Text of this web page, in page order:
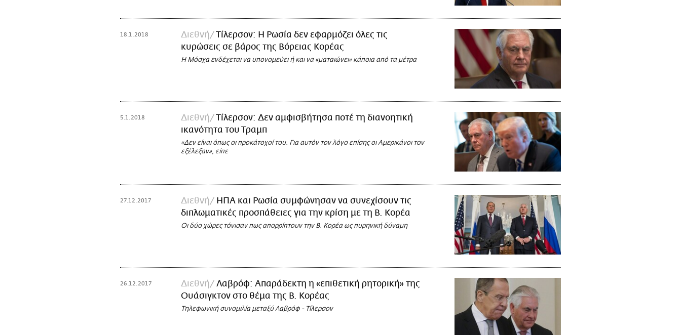
18.1.2018 Διεθνή
Τίλερσον: Η Ρωσία δεν εφαρμόζει όλες τις
κυρώσεις σε βάρος της Βόρειας Κορέας
Η Μόσχα ενδέχεται να υπονομεύει ή και να «ματαιώνει» κάποια από τα μέτρα
5.1.2018 Διεθνή
Τίλερσον: Δεν αμφισβήτησα ποτέ τη διανοητική
ικανότητα του Τραμπ
«Δεν είναι όπως οι προκάτοχοί του. Για αυτόν τον λόγο επίσης οι Αμερικάνοι τον
εξέλεξαν», είπε
27.12.2017 Διεθνή
ΗΠΑ και Ρωσία συμφώνησαν να συνεχίσουν τις
διπλωματικές προσπάθειες για την κρίση με τη Β. Κορέα
Οι δύο χώρες τόνισαν πως απορρίπτουν την Β. Κορέα ως πυρηνική δύναμη
26.12.2017 Διεθνή
Λαβρόφ: Απαράδεκτη η «επιθετική ρητορική» της
Ουάσιγκτον στο θέμα της Β. Κορέας
Τηλεφωνική συνομιλία μεταξύ Λαβρόφ - Τίλερσον